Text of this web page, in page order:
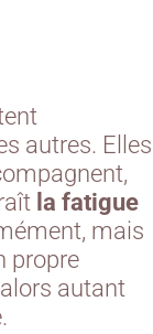
autres. Elles
la fatigue
mais
propre
autant